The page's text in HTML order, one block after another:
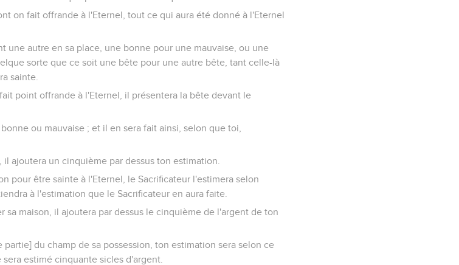
on fait offrande à l'Eternel, tout ce qui aura été donné à l'Eternel
une autre en sa place, une bonne pour une mauvaise, ou une
sorte que ce soit une bête pour une autre bête, tant celle-là
sainte.
point offrande à l'Eternel, il présentera la bête devant le
ou mauvaise ; et il en sera fait ainsi, selon que toi,
ajoutera un cinquième par dessus ton estimation.
pour être sainte à l'Eternel, le Sacrificateur l'estimera selon
à l'estimation que le Sacrificateur en aura faite.
sa maison, il ajoutera par dessus le cinquième de l'argent de ton
du champ de sa possession, ton estimation sera selon ce
estimé cinquante sicles d'argent.